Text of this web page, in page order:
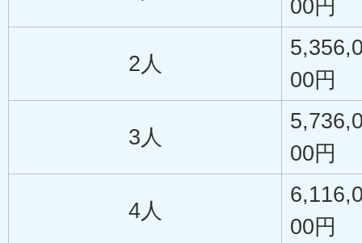
00円
2人
00円
3人
00円
4人
00円